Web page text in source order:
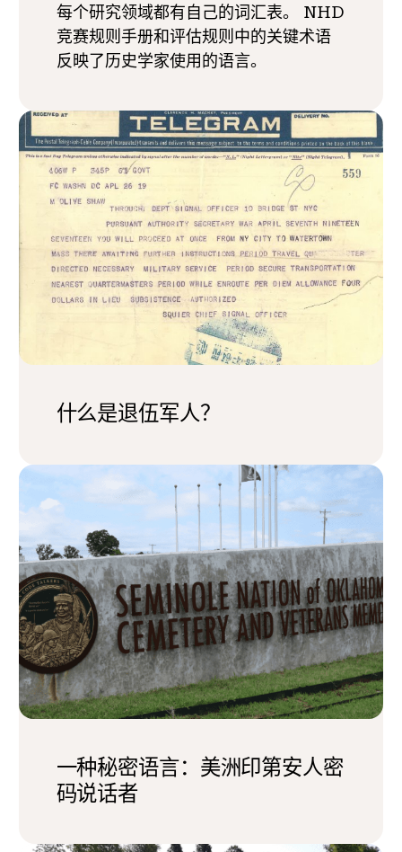
每个研究领域都有自己的词汇表。 NHD
竞赛规则手册和评估规则中的关键术语
反映了历史学家使用的语言。
什么是退伍军人？
一种秘密语言：美洲印第安人密
码说话者